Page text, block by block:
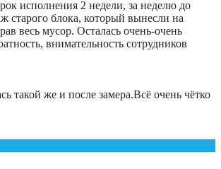
исполнения 2 недели, за неделю до
старого блока, который вынесли на
весь мусор. Осталась очень-очень
внимательность сотрудников
такой же и после замера.Всë очень чëтко